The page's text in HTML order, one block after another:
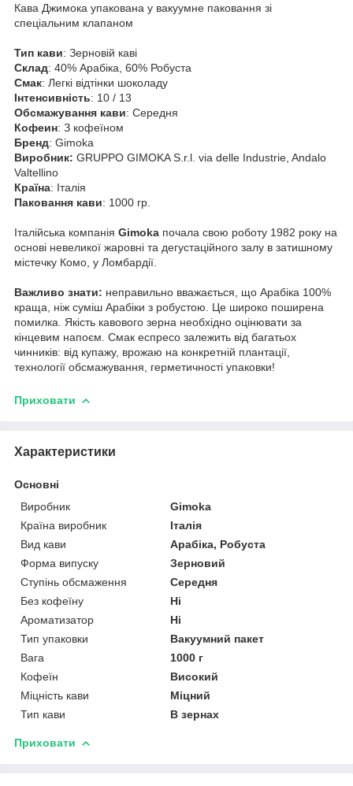
Кава Джимока упакована у вакуумне паковання зі
спеціальним клапаном
Тип кави: Зерновій каві
Склад: 40% Арабіка, 60% Робуста
Смак: Легкі відтінки шоколаду
Інтенсивність: 10 / 13
Обсмажування кави: Середня
Кофеин: З кофеїном
Бренд: Gimoka
Виробник: GRUPPO GIMOKA S.r.l. via delle Industrie, Andalo
Valtellino
Країна: Італія
Паковання кави: 1000 гр.
Італійська компанія Gimoka почала свою роботу 1982 року на
основі невеликої жаровні та дегустаційного залу в затишному
містечку Комо, у Ломбардії.
Важливо знати: неправильно вважається, що Арабіка 100%
краща, ніж суміш Арабіки з робустою. Це широко поширена
помилка. Якість кавового зерна необхідно оцінювати за
кінцевим напоєм. Смак еспресо залежить від багатьох
чинників: від купажу, врожаю на конкретній плантації,
технології обсмажування, герметичності упаковки!
Приховати
Характеристики
Основні
Виробник
Gimoka
Країна виробник
Італія
Вид кави
Арабіка, Робуста
Форма випуску
Зерновий
Ступінь обсмаження
Середня
Без кофеїну
Ні
Ароматизатор
Ні
Тип упаковки
Вакуумний пакет
Вага
1000 г
Кофеїн
Високий
Міцність кави
Міцний
Тип кави
В зернах
Приховати